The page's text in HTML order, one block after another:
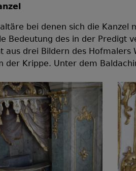
bei denen sich die
Bedeutung des in der Predigt
aus drei Bildern des
in der Krippe. Unter dem